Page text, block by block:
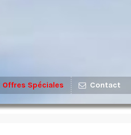
Offres Spéciales Contact